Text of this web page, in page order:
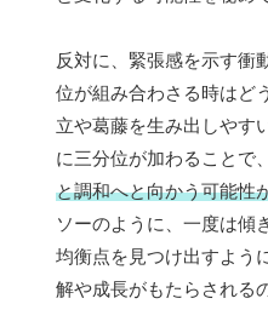
反対に、緊張感を示す衝
位が組み合わさる時はど
立や葛藤を生み出しやす
に三分位が加わることで、
と調和へと向かう可能性
ソーのように、一度は傾
均衡点を見つけ出すよう
解や成長がもたらされる